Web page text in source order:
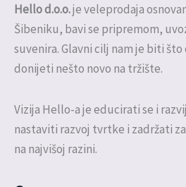
Hello d.o.o.je veleprodaja
Šibeniku, bavi se pripremom,
suvenira. Glavni cilj nam je biti
donijeti nešto novo na tržište.
Vizija Hello-a je educirati se i
nastaviti razvoj tvrtke i zadržati
na najvišoj razini.